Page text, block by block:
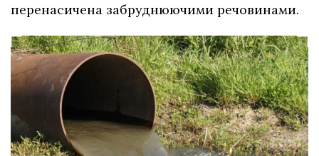
перенасичена забруднюючими речовинами.